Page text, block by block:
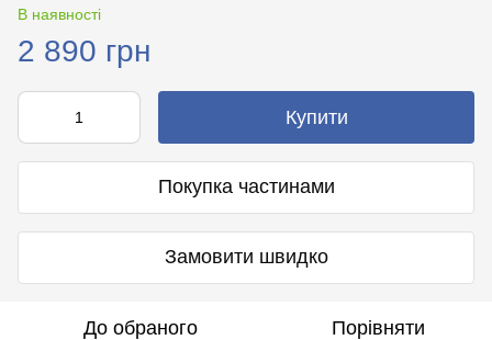
В наявності
2 890 грн
Купити
Покупка частинами
Замовити швидко
До обраного Порівняти